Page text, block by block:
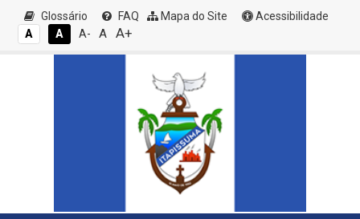
Glossário FAQ Mapa do Site
Acessibilidade
A
A A- A A+